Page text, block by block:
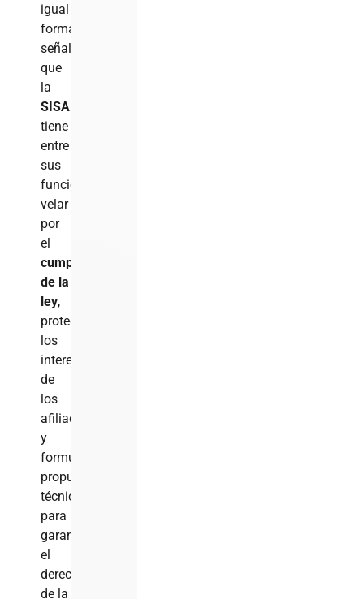
igual
forma,
señala
que
la
SISALRIL
tiene
entre
sus
funciones
velar
por
el
cumplimiento
de la
ley,
proteger
los
intereses
de
los
afiliados
y
formular
propuestas
técnicas
para
garantizar
el
derecho
de la